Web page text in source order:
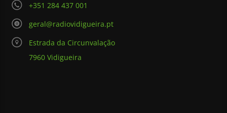
+351 284 437 001
geral@radiovidigueira.pt
Estrada da Circunvalação
7960 Vidigueira